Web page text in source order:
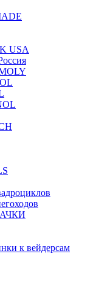
USA
к вейдерсам